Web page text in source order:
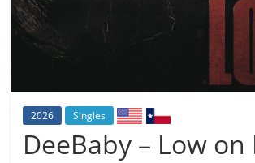
2026 Singles
DeeBaby – Low on